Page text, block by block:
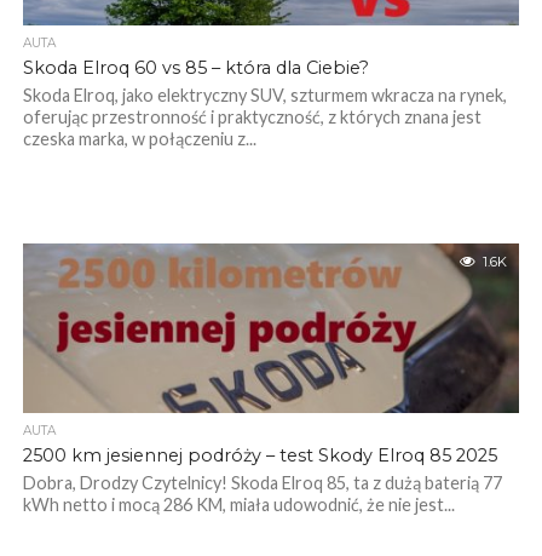
AUTA
Skoda Elroq 60 vs 85 – która dla Ciebie?
Skoda Elroq, jako elektryczny SUV, szturmem wkracza na rynek,
oferując przestronność i praktyczność, z których znana jest
czeska marka, w połączeniu z...
1.6K
AUTA
2500 km jesiennej podróży – test Skody Elroq 85 2025
Dobra, Drodzy Czytelnicy! Skoda Elroq 85, ta z dużą baterią 77
kWh netto i mocą 286 KM, miała udowodnić, że nie jest...